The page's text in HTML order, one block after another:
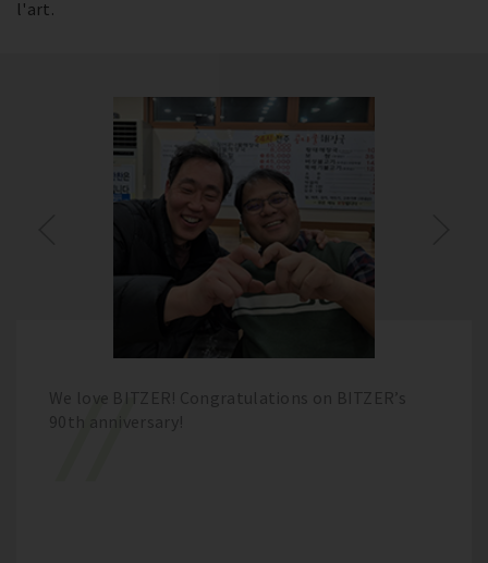
l'art.
We love BITZER! Congratulations on BITZER’s
90th anniversary!